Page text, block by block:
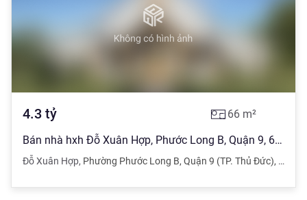
4.3 tỷ 66 m²
Bán nhà hxh Đỗ Xuân Hợp, Phước Long B, Quận 9, 66m2.
Đỗ Xuân Hợp, Phường Phước Long B, Quận 9 (TP. Thủ Đức),